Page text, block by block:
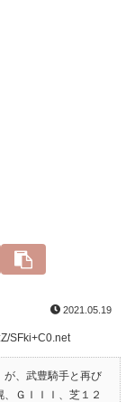
2021.05.19
SFki+C0.net
が、武豊騎手と再び
ＧＩＩＩ、芝１２